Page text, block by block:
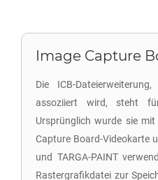
Image Capture
Die ICB-
assoziiert wird, steht
Ursprünglich wurde sie mit
Capture Board-Videokarte
und TARGA-PAINT
Rastergrafikdatei zur